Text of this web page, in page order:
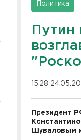
Политика
15:28
Президент
Шуваловым